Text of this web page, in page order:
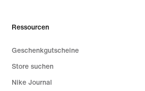
Ressourcen
Geschenkgutscheine
Store suchen
Nike Journal